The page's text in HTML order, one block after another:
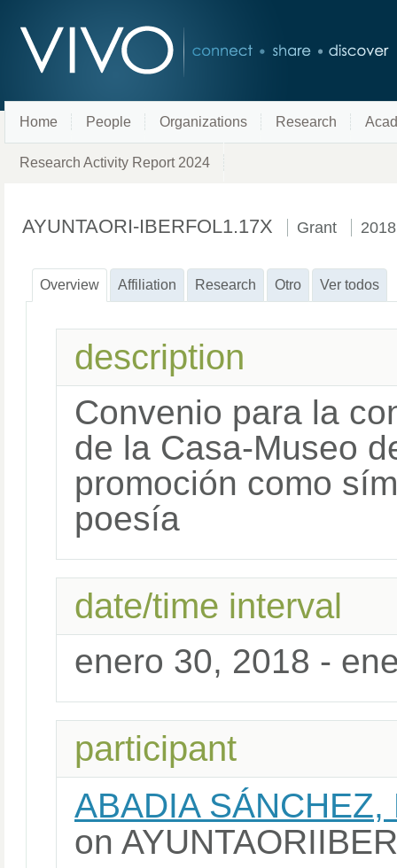
Home People Organizations Research
Research Activity Report 2024
AYUNTAORI-IBERFOL1.17X Grant 2018
Overview Affiliation Research Otro Ver todos
description
Convenio para la
de la Casa-Museo
promoción como
poesía
date/time interval
enero 30, 2018 -
participant
ABADIA SÁNCHEZ,
on